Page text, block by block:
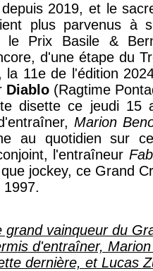
2019, et le
plus parvenus à
le Prix Basile &
d'une étape du
11e de l'édition
Diablo (Ragtime
disette ce jeudi 15
Marion
au quotidien sur
l'entraîneur
jockey, ce Grand
1997.
grand vainqueur du
d'entraîner,
dernière, et Lucas